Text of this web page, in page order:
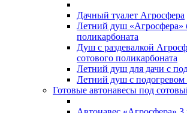
Дачный туалет Агросфера
Летний душ «Агросфера»
поликарбоната
Душ с раздевалкой
сотового поликарбоната
Летний душ для дачи с
Летний душ с подогревом
Готовые автонавесы под